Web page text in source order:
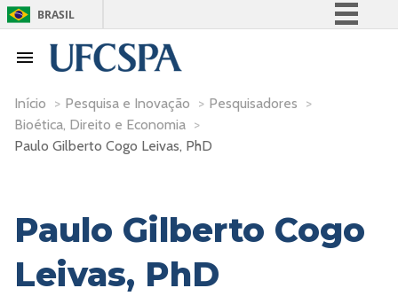
BRASIL
Participe
Início > Pesquisa e Inovação > Pesquisadores >
Bioética, Direito e Economia >
Paulo Gilberto Cogo Leivas, PhD
Paulo Gilberto Cogo
Leivas, PhD